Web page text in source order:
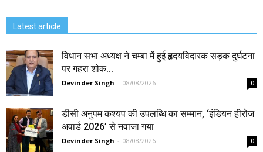
Latest article
विधान सभा अध्यक्ष ने चम्बा में हुई हृदयविदारक सड़क दुर्घटना
पर गहरा शोक...
Devinder Singh - 08/08/2026 0
डीसी अनुपम कश्यप की उपलब्धि का सम्मान, ‘इंडियन हीरोज
अवार्ड 2026’ से नवाजा गया
Devinder Singh - 08/08/2026 0